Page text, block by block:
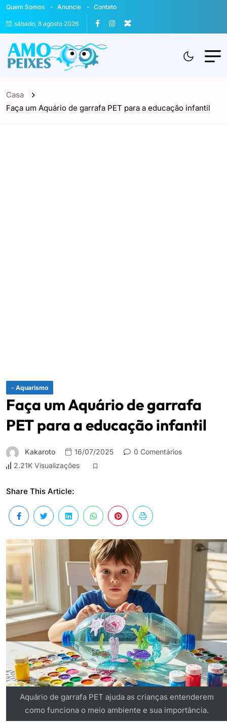
Quem Somos Anuncie Contato
sábado, 8 agosto 2026
Casa
Faça um Aquário de garrafa PET para a educação infantil
- Aquarismo
Faça um Aquário de garrafa
PET para a educação infantil
Kakaroto 16/07/2025
0 Comentários
2.21K Visualizações
Share This Article:
Aquário de garrafa PET ajuda as crianças entenderem
como funciona o meio ambiente e sua importância.